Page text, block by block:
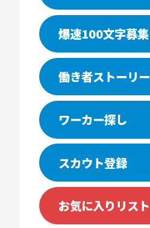
爆速100文字募集
働き者ストーリー
ワーカー探し
スカウト登録
お気に入りリスト